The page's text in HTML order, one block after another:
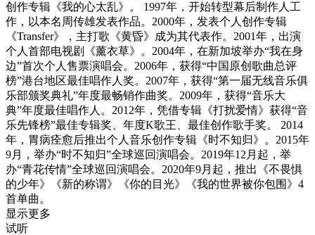
创作专辑《我的心太乱》。 1997年，开始转型幕后制作人工
作，以本名周传雄发表作品。2000年，发表个人创作专辑
《Transfer》，主打歌《黄昏》成为其代表作。2001年，出演
个人首部电视剧《薰衣草》。2004年，在新加坡举办“我在身
边”首次个人售票演唱会。2006年，获得“中国原创歌曲总评
榜”港台地区最佳唱作人奖。2007年，获得“第一届无线音乐俱
乐部颁奖典礼”年度最畅销作曲奖。2009年，获得“音乐大
典”年度最佳唱作人。2012年，凭借专辑《打扰爱情》获得“音
乐先锋榜”最佳专辑奖、年度K歌王、最佳创作歌手奖。 2014
年，胃病痊愈后推出个人音乐创作专辑《时不知归》。2015年
9月，举办“时不知归”全球巡回演唱会。2019年12月起，举
办“青花传情”全球巡回演唱会。2020年9月起，推出《不畏惧
的少年》《新的称谓》《你的目光》《我的世界被你包围》4
首单曲。
显示更多
试听